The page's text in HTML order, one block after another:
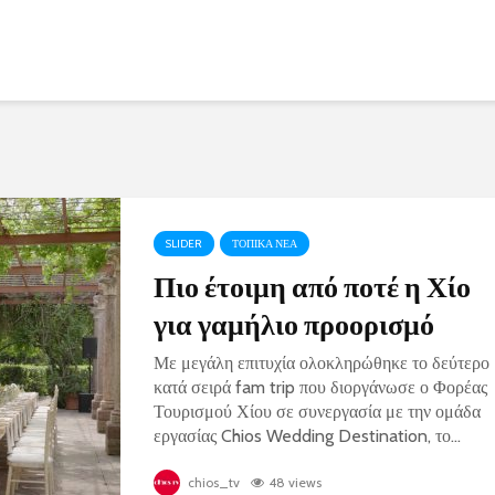
SLIDER ΤΟΠΙΚΑ ΝΕΑ
Πιο έτοιμη από ποτέ η Χίο
για γαμήλιο προορισμό
Με μεγάλη επιτυχία ολοκληρώθηκε το δεύτερο
κατά σειρά fam trip που διοργάνωσε ο Φορέας
Τουρισμού Χίου σε συνεργασία με την ομάδα
εργασίας Chios Wedding Destination, το...
chios_tv 48 views